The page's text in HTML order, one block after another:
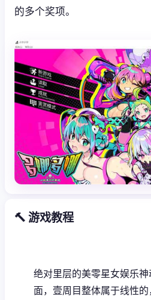
的多个奖项。
🔨 游戏教程
绝对里层的美零星女娱乐
面，壹周目整体属于线性